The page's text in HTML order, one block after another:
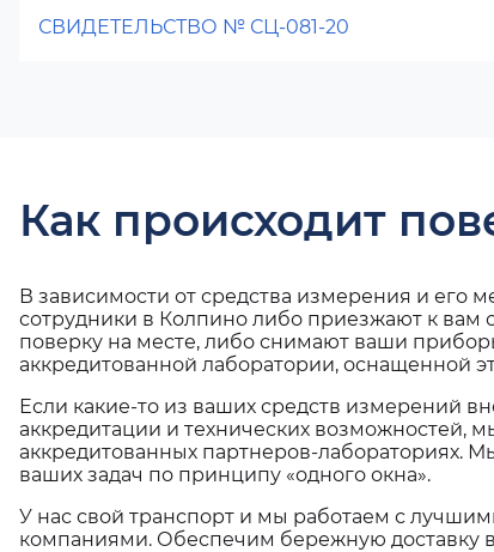
СВИДЕТЕЛЬСТВО № СЦ-081-20
Как происходит
В зависимости от средства измерения и его
сотрудники в Колпино либо приезжают к вам
поверку на месте, либо снимают ваши
аккредитованной лаборатории, оснащенной
Если какие-то из ваших средств измерений
аккредитации и технических возможностей,
аккредитованных партнеров-лабораториях.
ваших задач по принципу «одного окна».
У нас свой транспорт и мы работаем с
компаниями. Обеспечим бережную доставку